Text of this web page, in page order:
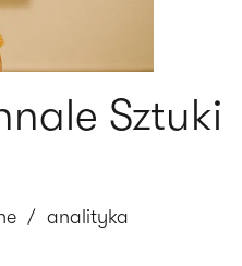
Sztuki
/ analityka